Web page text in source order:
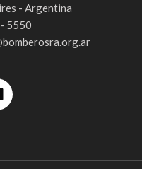
- Argentina
5550